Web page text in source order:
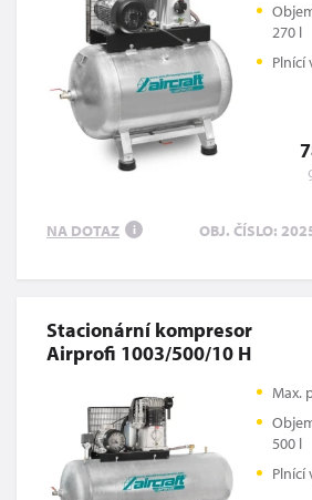
270 l
Plnící
NA DOTAZ i OBJ. ČÍSLO:
Stacionární kompresor
Airprofi 1003/500/10 H
Max.
500 l
Plnící